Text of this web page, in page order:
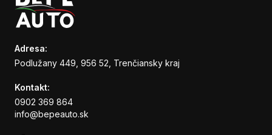
Adresa:
Podlužany 449, 956 52, Trenčiansky kraj
Kontakt:
0902 369 864
info@bepeauto.sk